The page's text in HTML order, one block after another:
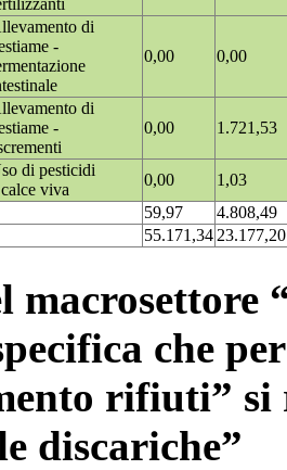
di
-
0,00 0,00
di
-
0,00 1.721,53
di pesticidi
viva
0,00
1,03
59,97
4.808,49
55.171,3423.177,20
macrosettore
che
rifiuti”
discariche”